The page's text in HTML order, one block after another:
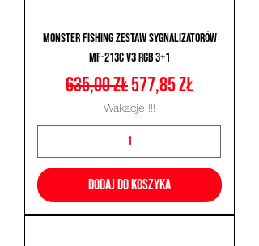
Monster Fishing Zestaw Sygnalizatorów
MF-213C V3 RGB 3+1
Regularna cena
635,00 złCena rabatowa
577,85 zł
Wakacje !!!
Dodaj do koszyka